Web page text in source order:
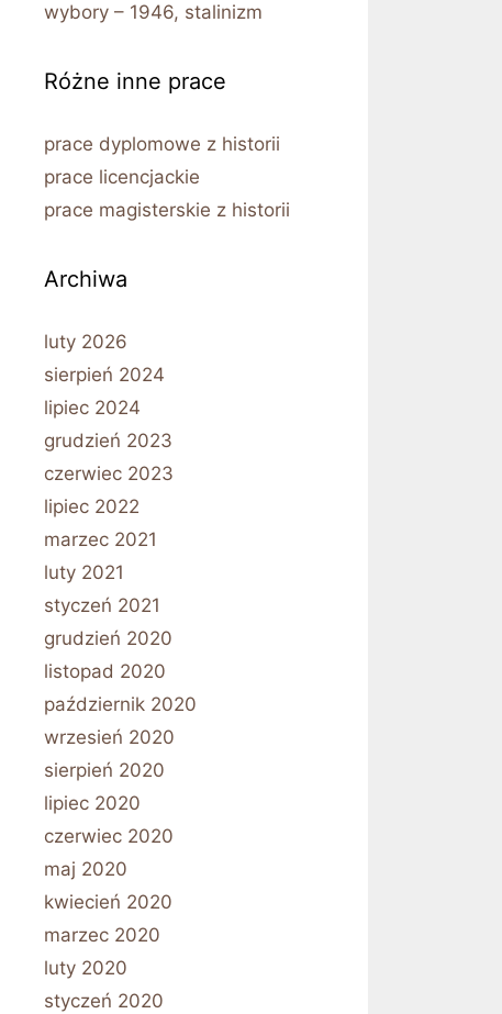
wybory – 1946, stalinizm
Różne inne prace
prace dyplomowe z historii
prace licencjackie
prace magisterskie z historii
Archiwa
luty 2026
sierpień 2024
lipiec 2024
grudzień 2023
czerwiec 2023
lipiec 2022
marzec 2021
luty 2021
styczeń 2021
grudzień 2020
listopad 2020
październik 2020
wrzesień 2020
sierpień 2020
lipiec 2020
czerwiec 2020
maj 2020
kwiecień 2020
marzec 2020
luty 2020
styczeń 2020